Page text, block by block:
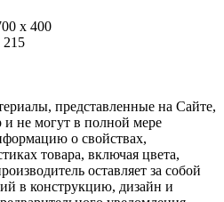
х 400
215
представленные на Сайте,
и не могут в полной мере
о свойствах,
товара, включая цвета,
оставляет за собой
в конструкцию, дизайн и